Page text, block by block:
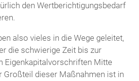
den Wertberichtigungsbedarf
also vieles in die Wege geleitet,
die schwierige Zeit bis zur
Eigenkapitalvorschriften Mitte
Großteil dieser Maßnahmen ist in